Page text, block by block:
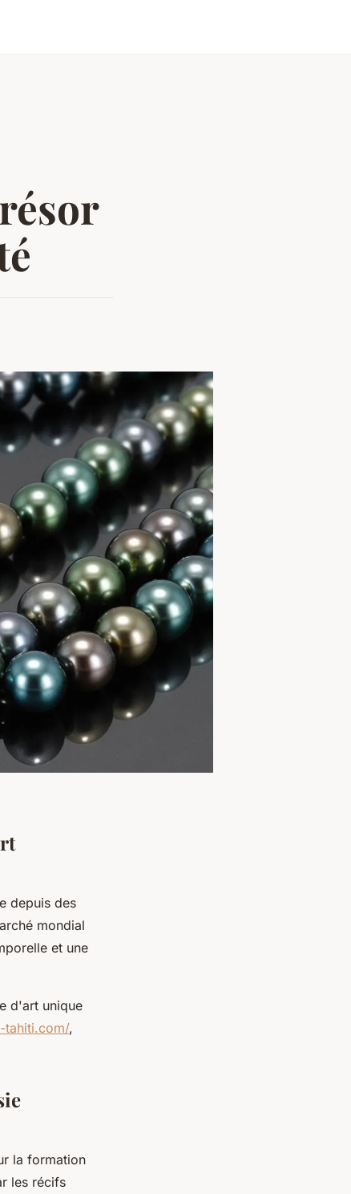
depuis des
mondial
et une
d'art unique
tahiti.com/,
la formation
les récifs